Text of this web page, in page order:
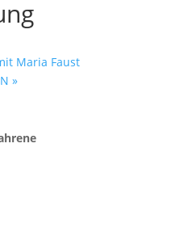
Maria Faust
»